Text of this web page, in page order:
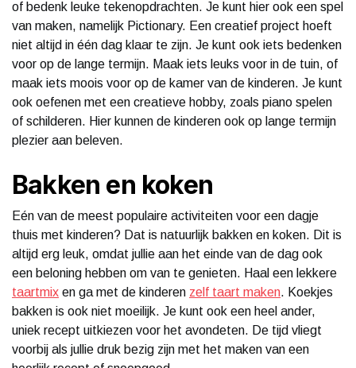
of bedenk leuke tekenopdrachten. Je kunt hier ook een spel
van maken, namelijk Pictionary. Een creatief project hoeft
niet altijd in één dag klaar te zijn. Je kunt ook iets bedenken
voor op de lange termijn. Maak iets leuks voor in de tuin, of
maak iets moois voor op de kamer van de kinderen. Je kunt
ook oefenen met een creatieve hobby, zoals piano spelen
of schilderen. Hier kunnen de kinderen ook op lange termijn
plezier aan beleven.
Bakken en koken
Eén van de meest populaire activiteiten voor een dagje
thuis met kinderen? Dat is natuurlijk bakken en koken. Dit is
altijd erg leuk, omdat jullie aan het einde van de dag ook
een beloning hebben om van te genieten. Haal een lekkere
taartmix en ga met de kinderen zelf taart maken. Koekjes
bakken is ook niet moeilijk. Je kunt ook een heel ander,
uniek recept uitkiezen voor het avondeten. De tijd vliegt
voorbij als jullie druk bezig zijn met het maken van een